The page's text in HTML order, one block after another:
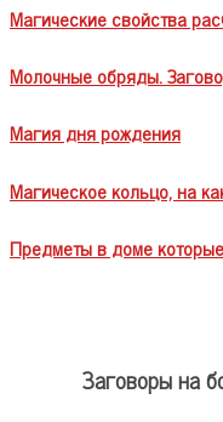
Магические свойства
Молочные обряды.
Магия дня рождения
Магическое кольцо, на
Предметы в доме
Заговоры на